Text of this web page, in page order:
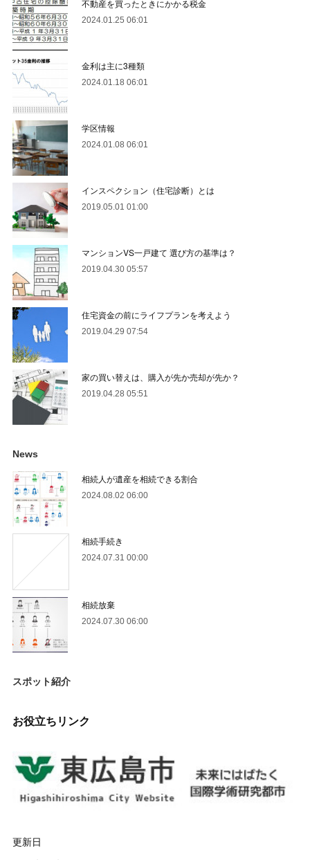
不動産を買ったときにかかる税金
2024.01.25 06:01
金利は主に3種類
2024.01.18 06:01
学区情報
2024.01.08 06:01
インスペクション（住宅診断）とは
2019.05.01 01:00
マンションVS一戸建て 選び方の基準は？
2019.04.30 05:57
住宅資金の前にライフプランを考えよう
2019.04.29 07:54
家の買い替えは、購入が先か売却が先か？
2019.04.28 05:51
News
相続人が遺産を相続できる割合
2024.08.02 06:00
相続手続き
2024.07.31 00:00
相続放棄
2024.07.30 06:00
スポット紹介
お役立ちリンク
更新日